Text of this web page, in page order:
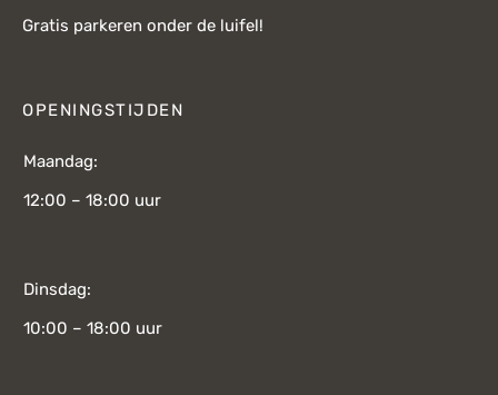
Gratis parkeren onder de luifel!
OPENINGSTIJDEN
Maandag:
12:00 – 18:00 uur
Dinsdag:
10:00 – 18:00 uur